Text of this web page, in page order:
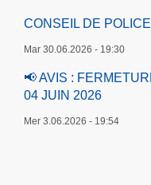
CONSEIL DE
Mar 30.06.2026 - 19:30
📢 AVIS :
04 JUIN 2026
Mer 3.06.2026 - 19:54